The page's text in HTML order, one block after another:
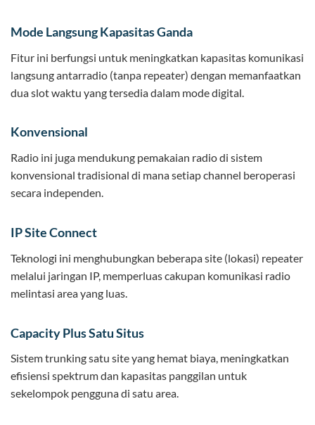
Mode Langsung Kapasitas Ganda
Fitur ini berfungsi untuk meningkatkan kapasitas komunikasi
langsung antarradio (tanpa repeater) dengan memanfaatkan
dua slot waktu yang tersedia dalam mode digital.
Konvensional
Radio ini juga mendukung pemakaian radio di sistem
konvensional tradisional di mana setiap channel beroperasi
secara independen.
IP Site Connect
Teknologi ini menghubungkan beberapa site (lokasi) repeater
melalui jaringan IP, memperluas cakupan komunikasi radio
melintasi area yang luas.
Capacity Plus Satu Situs
Sistem trunking satu site yang hemat biaya, meningkatkan
efisiensi spektrum dan kapasitas panggilan untuk
sekelompok pengguna di satu area.